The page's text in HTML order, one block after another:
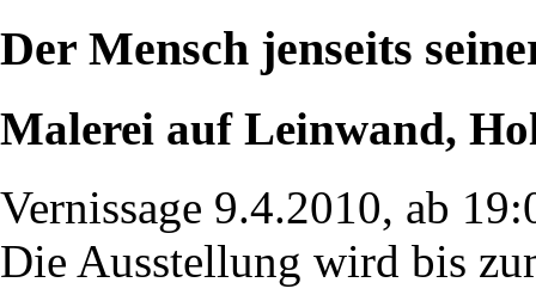
Der Mensch jenseits
Malerei auf Leinwand,
Vernissage 9.4.2010, ab
Die Ausstellung wird bis